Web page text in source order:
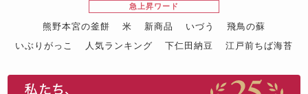
急上昇ワード
熊野本宮の釜餅 米 新商品 いづう
飛鳥の蘇
いぶりがっこ
人気ランキング 下仁田納豆
江戸前ちば海苔